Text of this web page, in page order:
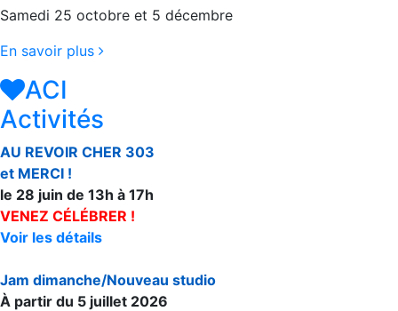
Samedi 25 octobre et 5 décembre
En savoir plus
ACI
Activités
AU REVOIR CHER 303
et MERCI !
le 28 juin de 13h à 17h
VENEZ CÉLÉBRER !
Voir les détails
Jam dimanche/Nouveau studio
À partir du 5 juillet 2026